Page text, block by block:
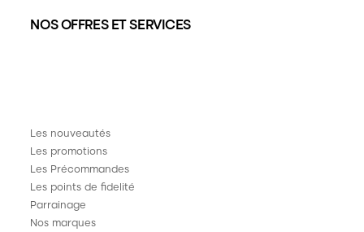
NOS OFFRES ET SERVICES
Les nouveautés
Les promotions
Les Précommandes
Les points de fidelité
Parrainage
Nos marques